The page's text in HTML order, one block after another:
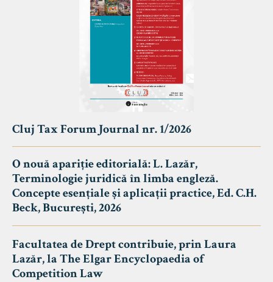
Cluj Tax Forum Journal nr. 1/2026
O nouă apariție editorială: L. Lazăr,
Terminologie juridică în limba engleză.
Concepte esențiale și aplicații practice, Ed. C.H.
Beck, București, 2026
Facultatea de Drept contribuie, prin Laura
Lazăr, la The Elgar Encyclopaedia of
Competition Law